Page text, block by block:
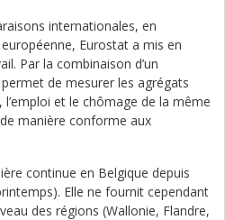
internationales, en
Eurostat a mis en
Par la combinaison d’un
de mesurer les agrégats
et le chômage de la même
manière conforme aux
continue en Belgique depuis
Elle ne fournit cependant
des régions (Wallonie, Flandre,